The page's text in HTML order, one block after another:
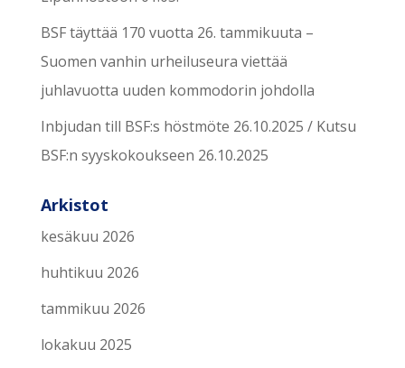
BSF täyttää 170 vuotta 26. tammikuuta –
Suomen vanhin urheiluseura viettää
juhlavuotta uuden kommodorin johdolla
Inbjudan till BSF:s höstmöte 26.10.2025 / Kutsu
BSF:n syyskokoukseen 26.10.2025
Arkistot
kesäkuu 2026
huhtikuu 2026
tammikuu 2026
lokakuu 2025